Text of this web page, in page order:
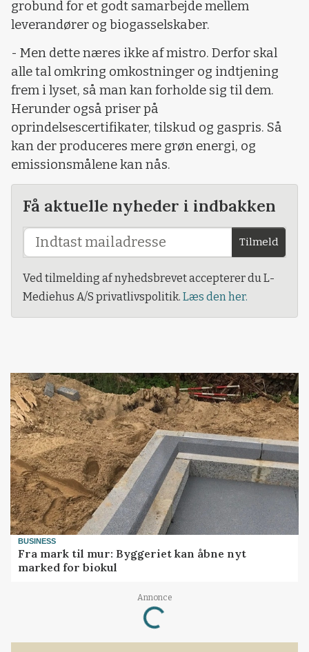
grobund for et godt samarbejde mellem
leverandører og biogasselskaber.
- Men dette næres ikke af mistro. Derfor skal
alle tal omkring omkostninger og indtjening
frem i lyset, så man kan forholde sig til dem.
Herunder også priser på
oprindelsescertifikater, tilskud og gaspris. Så
kan der produceres mere grøn energi, og
emissionsmålene kan nås.
Få aktuelle nyheder i indbakken
Tilmeld
Ved tilmelding af nyhedsbrevet accepterer du L-
Mediehus A/S privatlivspolitik. Læs den her.
BUSINESS
Fra mark til mur: Byggeriet kan åbne nyt
marked for biokul
Annonce
Loading...